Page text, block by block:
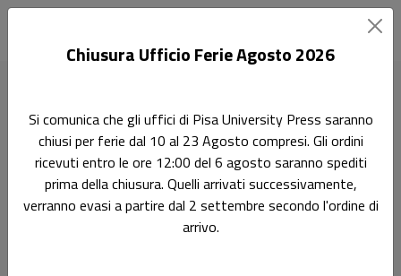
Sociologia Generale 14/GSPS-05
RicercaSociologia Generale
14/GSPS-05
Chiusura Ufficio Ferie Agosto 2026
Si comunica che gli uffici di Pisa University Press saranno
chiusi per ferie dal 10 al 23 Agosto compresi. Gli ordini
ricevuti entro le ore 12:00 del 6 agosto saranno spediti
prima della chiusura. Quelli arrivati successivamente,
verranno evasi a partire dal 2 settembre secondo l'ordine di
arrivo.